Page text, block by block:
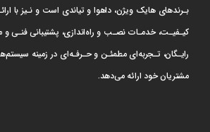
بـرندهای هایک ویژن، داهوا و تیاندی است و نـیز با
کیـفیـت، خدمـات نصـب و راه‌اندازی، پشتیبانی
رایـگان، تـجربه‌ای مطمئـن و حـرفـه‌ای در زمینه
مشتریان خود ارائه می‌دهد.